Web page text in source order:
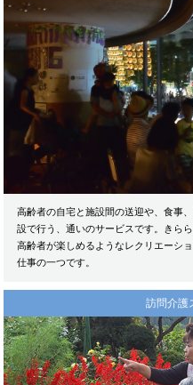
高齢者の自宅と施設間の送迎や、食事
設で行う、通いのサービスです。きら
高齢者が楽しめるようなレクリエーシ
仕事の一つです。
訪問介護